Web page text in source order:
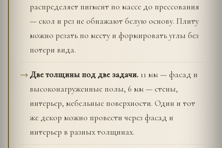
распределяет пигмент по массе до прессования
— скол и рез не обнажают белую основу. Плиту
можно резать по месту и формировать углы без
потери вида.
Две толщины под две задачи. 11 мм — фасад и
высоконагруженные полы, 6 мм — стены,
интерьер, мебельные поверхности. Один и тот
же декор можно провести через фасад и
интерьер в разных толщинах.